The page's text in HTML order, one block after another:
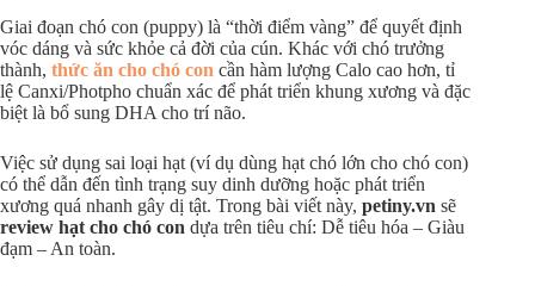
Giai đoạn chó con (puppy) là “thời điểm vàng” để quyết định
vóc dáng và sức khỏe cả đời của cún. Khác với chó trưởng
thành, thức ăn cho chó con cần hàm lượng Calo cao hơn, tỉ
lệ Canxi/Photpho chuẩn xác để phát triển khung xương và đặc
biệt là bổ sung DHA cho trí não.
Việc sử dụng sai loại hạt (ví dụ dùng hạt chó lớn cho chó con)
có thể dẫn đến tình trạng suy dinh dưỡng hoặc phát triển
xương quá nhanh gây dị tật. Trong bài viết này, petiny.vn sẽ
review hạt cho chó con dựa trên tiêu chí: Dễ tiêu hóa – Giàu
đạm – An toàn.